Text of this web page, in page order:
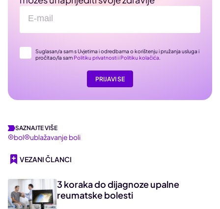
Suglasan/a sam s Uvjetima i odredbama o korištenju i pružanja usluga i
pročitao/la sam Politiku privatnostii Politiku kolačića.
PRIJAVI SE
SAZNAJTE VIŠE
bol ublažavanje boli
VEZANI ČLANCI
3 koraka do dijagnoze upalne
reumatske bolesti